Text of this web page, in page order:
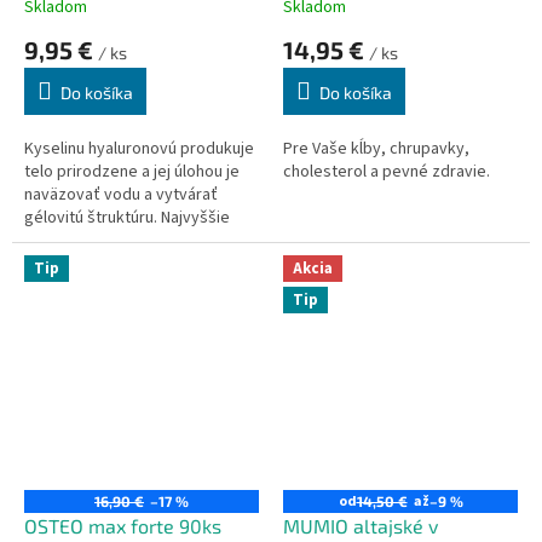
Skladom
9,95 € / ks
Do košíka
Kyselinu hyaluronovú produkuje
telo prirodzene a jej úlohou je
naväzovať vodu a vytvárať
gélovitú štruktúru. Najvyššie
koncentrácie sú v tekutinách v
očiach a v kĺboch.
Skladom
14,95 € / ks
Do košíka
Pre Vaše kĺby, chrupavky,
cholesterol a pevné zdravie.
Tip
16,90 € –17 %
OSTEO max forte 90ks
Akcia
Tip
od14,50 € až–9 %
MUMIO altajské v